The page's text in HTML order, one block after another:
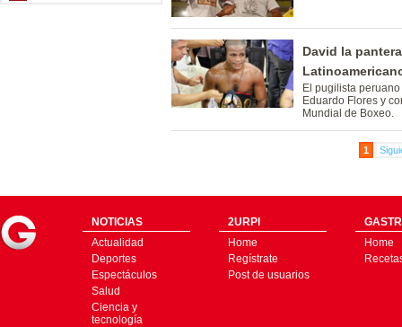
David la
El pugilista
Eduardo Flores y
Mundial de Boxeo.
1
NOTICIAS
Actualidad
Deportes
Espectáculos
Salud
Ciencia y
tecnología
2URPI
Home
Regístrate
Post de usuarios
Home